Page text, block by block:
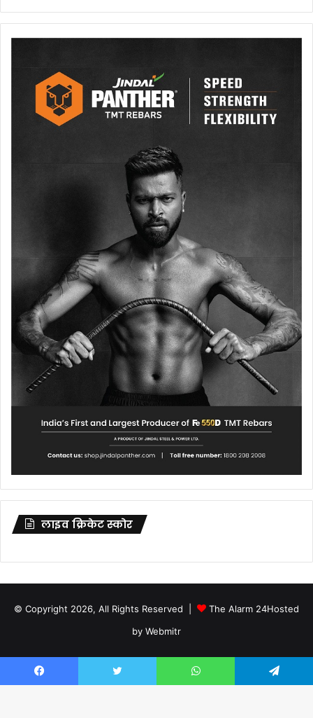
लाइव क्रिकेट स्कोर
© Copyright 2026, All Rights Reserved | The Alarm 24Hosted
by Webmitr
TwitterYouTube
Facebook Twitter WhatsApp Telegram